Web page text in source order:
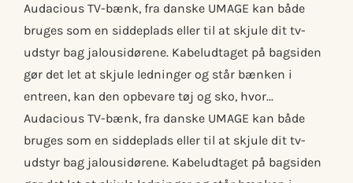
Audacious TV-bænk, fra danske UMAGE kan både
bruges som en siddeplads eller til at skjule dit tv-
udstyr bag jalousidørene. Kabeludtaget på bagsiden
gør det let at skjule ledninger og står bænken i
entreen, kan den opbevare tøj og sko, hvor...
Audacious TV-bænk, fra danske UMAGE kan både
bruges som en siddeplads eller til at skjule dit tv-
udstyr bag jalousidørene. Kabeludtaget på bagsiden